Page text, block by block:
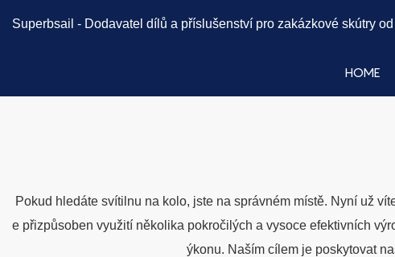
Superbsail - Dodavatel dílů a příslušenství pro zakázkové skútry
HOME
Pokud hledáte svítilnu na kolo, jste na správném místě. Nyní už
e přizpůsoben využití několika pokročilých a vysoce efektivních
ýkonu. Naším cílem je poskytovat